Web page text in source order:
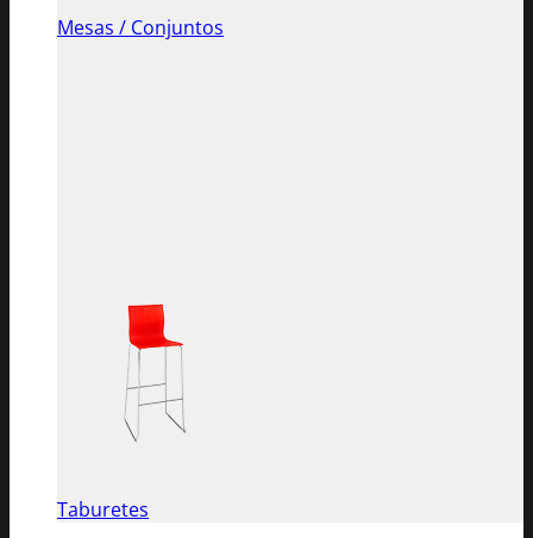
Mesas / Conjuntos
Taburetes